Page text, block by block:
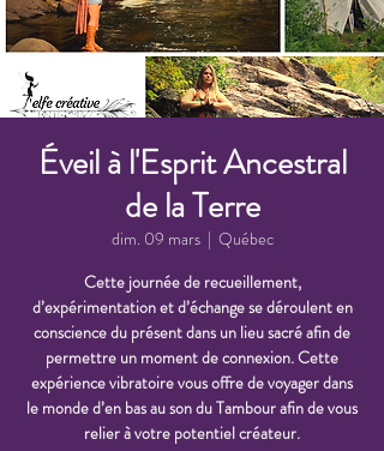
Éveil à l'Esprit Ancestral
de la Terre
dim. 09 mars
  |
Québec
Cette journée de recueillement,
d’expérimentation et d’échange se déroulent en
conscience du présent dans un lieu sacré afin de
permettre un moment de connexion. Cette
expérience vibratoire vous offre de voyager dans
le monde d’en bas au son du Tambour afin de vous
relier à votre potentiel créateur.